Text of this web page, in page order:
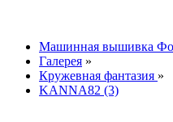
Машинная вышивка
Галерея »
Кружевная фантазия »
KANNA82 (3)